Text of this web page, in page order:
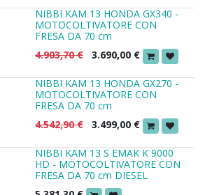
NIBBI KAM 13 HONDA GX340 -
MOTOCOLTIVATORE CON
FRESA DA 70 cm
4.903,70€ 3.690,00 €
NIBBI KAM 13 HONDA GX270 -
MOTOCOLTIVATORE CON
FRESA DA 70 cm
4.542,90€ 3.499,00 €
NIBBI KAM 13 S EMAK K 9000
HD - MOTOCOLTIVATORE CON
FRESA DA 70 cm DIESEL